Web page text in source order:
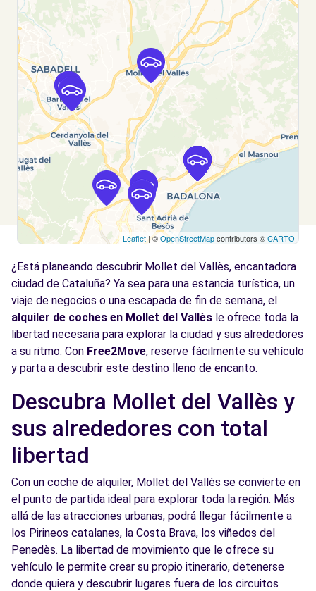
Carretera Vallderiolf
Roca del Vallès (La), CT, 08430
Ver agencia
Free2Move Rent - AUTOMOCIÓ BADALONA
CRC3, S.L.. - Badalona (C)
Carrer de l'Acer
Badalona, 8915
Ver agencia
Free2move Rent - AUTOMOCIO BADALONA
9.8
km
Carrer de l'Acer
BADALONA, 8915
Free2move Rent - AUTOMOCIO BADALONA
Carrer de l'Acer
BADALONA, 8915
Ver agencia
Free2move Rent - AUTOMOCIÓ BADALONA
CRC3, S.L. - BADALONA (O)
9.8
km
Carrer de l'Acer
BADALONA, 08915
Ver agencia
Leaflet| ©OpenStreetMapcontributors ©CARTO
¿Está planeando descubrir Mollet del Vallès, encantadora
ciudad de Cataluña? Ya sea para una estancia turística, un
viaje de negocios o una escapada de fin de semana, el
alquiler de coches en Mollet del Vallès le ofrece toda la
libertad necesaria para explorar la ciudad y sus alrededores
a su ritmo. Con Free2Move, reserve fácilmente su vehículo
y parta a descubrir este destino lleno de encanto.
Descubra Mollet del Vallès y
sus alrededores con total
libertad
Con un coche de alquiler, Mollet del Vallès se convierte en
el punto de partida ideal para explorar toda la región. Más
allá de las atracciones urbanas, podrá llegar fácilmente a
los Pirineos catalanes, la Costa Brava, los viñedos del
Penedès. La libertad de movimiento que le ofrece su
vehículo le permite crear su propio itinerario, detenerse
donde quiera y descubrir lugares fuera de los circuitos